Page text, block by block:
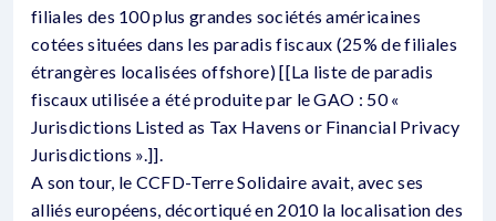
filiales des 100 plus grandes sociétés américaines
cotées situées dans les paradis fiscaux (25% de filiales
étrangères localisées offshore) [[La liste de paradis
fiscaux utilisée a été produite par le GAO : 50 «
Jurisdictions Listed as Tax Havens or Financial Privacy
Jurisdictions ».]].
A son tour, le CCFD-Terre Solidaire avait, avec ses
alliés européens, décortiqué en 2010 la localisation des